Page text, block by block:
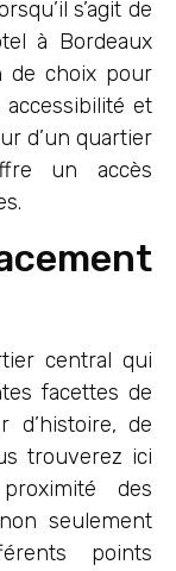
s’agit de
à Bordeaux
de choix pour
et
d’un quartier
un accès
central qui
facettes de
d’histoire, de
trouverez ici
des
seulement
points